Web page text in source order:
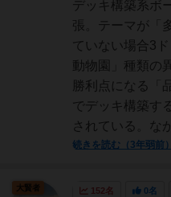
デッキ構築系ボ
張。テーマが「
ていない場合3
動物園」種類の
勝利点になる「
でデッキ構築す
されている。な
続きを読む（3年弱前）
152名 0名
大賢者